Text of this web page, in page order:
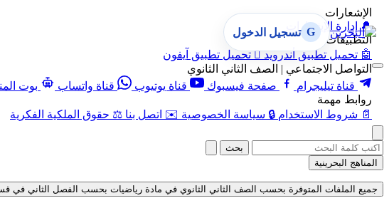
الإشعارات
🔔 إدارة الإشعارات
التطبيقات
🤖 تحميل تطبيق أندرويد  تحميل تطبيق آيفون
التواصل الاجتماعي | الصف الثاني الثانوي
قناة تيليجرام
صفحة فيسبوك قناة يوتيوب قناة واتساب
بوت
روابط مهمة
📄 شروط الاستخدام 🔒 سياسة الخصوصية ✉️ اتصل بنا ⚖️ حقوق الملكية الفكرية
G تسجيل الدخول
بحث
المناهج البحرينية
جميع الملفات المتوفرة بحسب الصف الثاني الثانوي في مادة رياضيات بحسب الفصل الثاني في قسم ملفات